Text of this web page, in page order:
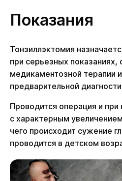
Показания
Тонзиллэктомия
при серьезных показаниях,
медикаментозной терапии
предварительной
Проводится операция и при
с характерным
чего происходит сужение
проводится в детском